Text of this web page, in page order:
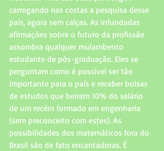
carregando nas costas a pesquisa desse
país, agora sem calças. As infundadas
afirmações sobre o futuro da profissão
assombra qualquer mulambento
estudante de pós-graduação. Eles se
perguntam como é possível ser tão
importante para o país e receber bolsas
de estudos que beiram 10% do salário
de um recém formado em engenharia
(sem preconceito com estes). As
possibilidades dos matemáticos fora do
Brasil são de fato encantadoras. É